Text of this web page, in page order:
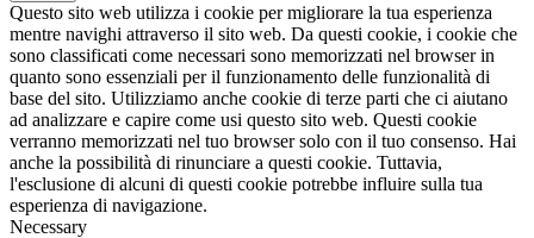
Questo sito web utilizza i cookie per migliorare la tua esperienza
mentre navighi attraverso il sito web. Da questi cookie, i cookie che
sono classificati come necessari sono memorizzati nel browser in
quanto sono essenziali per il funzionamento delle funzionalità di
base del sito. Utilizziamo anche cookie di terze parti che ci aiutano
ad analizzare e capire come usi questo sito web. Questi cookie
verranno memorizzati nel tuo browser solo con il tuo consenso. Hai
anche la possibilità di rinunciare a questi cookie. Tuttavia,
l'esclusione di alcuni di questi cookie potrebbe influire sulla tua
esperienza di navigazione.
Necessary